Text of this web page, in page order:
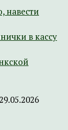
навести
в кассу